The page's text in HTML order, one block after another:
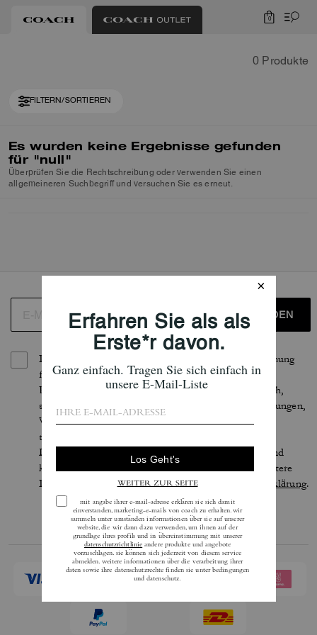
0
0 Produkte
FILTERN/SORTIEREN
Es wurden keine Ergebnisse gefunden
für "null"
Überprüfen Sie die Rechtschreibung oder verwenden Sie einen
allgemeineren Suchbegriff und versuchen Sie es erneut.
ANMELDEN
Indem Sie sich anmelden, erteilen Sie Ihre Zustimmung
für den Erhalt von E-Mails über die neuesten
Kollektionen, Angebote und Neuigkeiten von Coach,
sowie Informationen darüber, wie Sie an Veranstaltungen,
Wettbewerben oder Werbekampagnen von Coach
teilnehmen können. Im Rahmen der geltenden
Datenschutzgesetze haben Sie bestimmte Rechte und
können Ihre Einwilligung jederzeit widerrufen. Weitere
Informationen finden Sie in unserer
Datenschutzerklärung.